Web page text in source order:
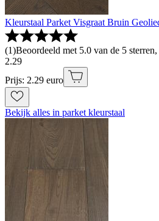
Kleurstaal Parket Visgraat Bruin
(1)Beoordeeld met 5.0 van de 5
2.29
Prijs: 2.29 euro
Bekijk alles in parket kleurstaal